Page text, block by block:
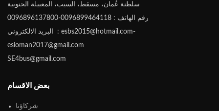
سلطنة عُمان، مسقط، السيب، المعبيلة الجنوبية
رقم الهاتف : 0096899464118-0096896137800
البريد الالكتروني : esbs2015@hotmail.com-
esioman2017@gmail.com
SE4bus@gmail.com
بعض الاقسام
شركاؤنا